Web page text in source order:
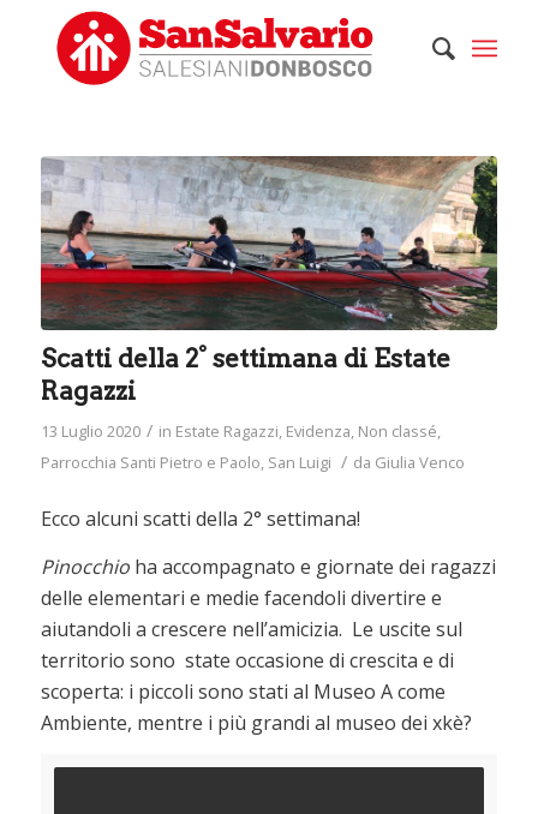
Scatti della 2° settimana di Estate
Ragazzi
13 Luglio 2020 / in Estate Ragazzi, Evidenza, Non classé,
Parrocchia Santi Pietro e Paolo, San Luigi / da Giulia Venco
Ecco alcuni scatti della 2° settimana!
Pinocchioha accompagnato e giornate dei ragazzi
delle elementari e medie facendoli divertire e
aiutandoli a crescere nell’amicizia. Le uscite sul
territorio sono state occasione di crescita e di
scoperta: i piccoli sono stati al Museo A come
Ambiente, mentre i più grandi al museo dei xkè?